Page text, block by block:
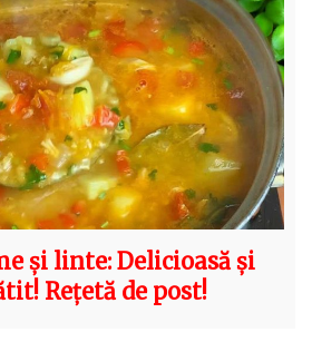
și linte: Delicioasă și
Rețetă de post!